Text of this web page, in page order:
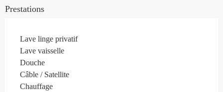
Prestations
Lave linge privatif
Lave vaisselle
Douche
Câble / Satellite
Chauffage